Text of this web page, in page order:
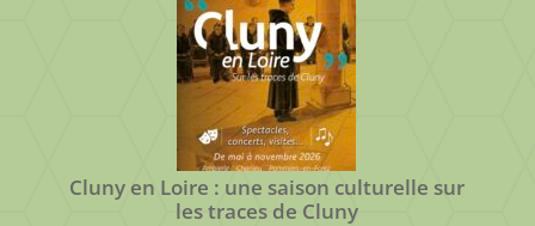
Cluny en Loire : une saison culturelle sur
les traces de Cluny